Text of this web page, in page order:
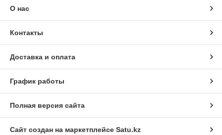
О нас
Контакты
Доставка и оплата
График работы
Полная версия сайта
Сайт создан на маркетплейсе Satu.kz